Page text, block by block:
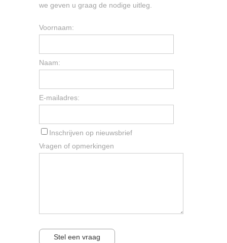
we geven u graag de nodige uitleg.
Voornaam:
Naam:
E-mailadres:
Inschrijven op nieuwsbrief
Vragen of opmerkingen
Stel een vraag